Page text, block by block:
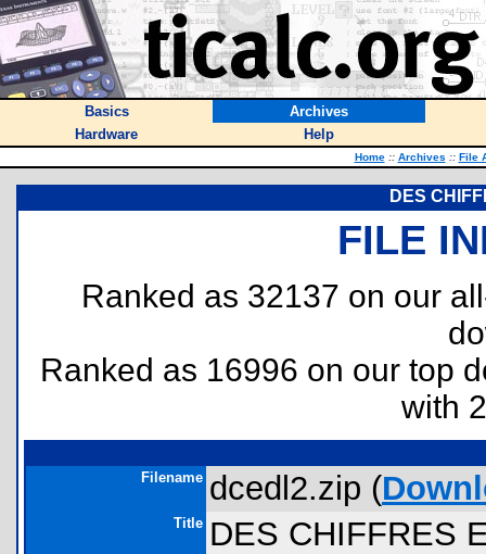
Basics
Archives
Hardware
Help
Home :: Archives :: File
DES
FILE
Ranked as 32137 on our
Ranked as 16996 on our top
with
Filename dcedl2.zip (
Title DES CHIFFRES